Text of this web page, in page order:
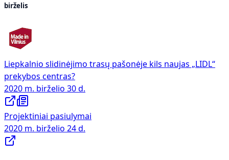
birželis
Liepkalnio slidinėjimo trasų pašonėje kils naujas „LIDL“
prekybos centras?
2020 m. birželio 30 d.
Projektiniai pasiulymai
2020 m. birželio 24 d.